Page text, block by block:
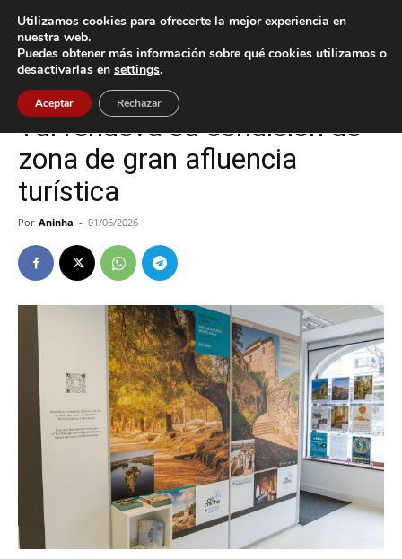
Inicio Cultura / Ocio
Cultura / Ocio Tui
Tui renueva su condición de
zona de gran afluencia
turística
Por Aninha - 01/06/2026
Utilizamos cookies para ofrecerte la mejor experiencia en
nuestra web.
Puedes obtener más información sobre qué cookies utilizamos o
desactivarlas en settings.
Aceptar Rechazar